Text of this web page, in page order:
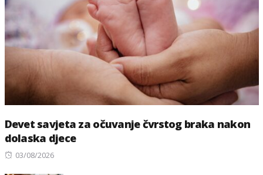
Devet savjeta za očuvanje čvrstog braka nakon
dolaska djece
Posted
03/08/2026